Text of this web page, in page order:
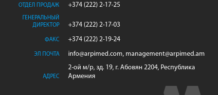
ОТДЕЛ ПРОДАЖ +374 (222) 2-17-25
ГЕНЕРАЛЬНЫЙ
ДИРЕКТОР
+374 (222) 2-17-03
ФАКС +374 (222) 2-19-24
ЭЛ ПОЧТА info@arpimed.com, management@arpimed.am
АДРЕС
2-ой м/р, зд. 19, г. Абовян 2204, Республика
Армения